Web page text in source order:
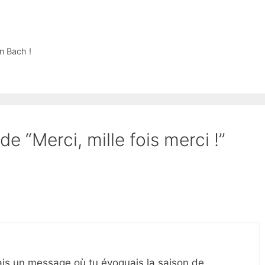
Bach !
“Merci, mille fois merci !”
un message où tu évoquais la saison de